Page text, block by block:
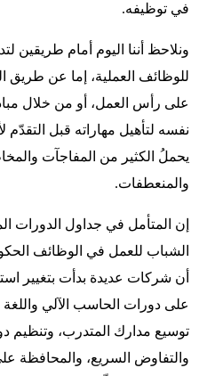
في توظيفه.
ونلاحظ أننا اليوم أمام طريقين
للوظائف العملية، إما عن طريق
على رأس العمل، أو من خلال
نفسه لتأهيل مهاراته قبل التقدّم
يحملُ الكثير من المفاجآت
والمنعطفات.
إن المتأمل في جداول الدورات
الشباب للعمل في الوظائف
أن شركات عديدة بدأت بتغيير
على دورات الحاسب الآلي واللغة
توسيع مدارك المتدرب، وتنظيم
والتفاوض السريع، والمحافظة